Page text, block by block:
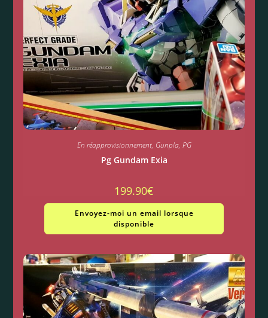
En réapprovisionnement, Gunpla, PG
Pg Gundam Exia
199.90€
Envoyez-moi un email lorsque
disponible